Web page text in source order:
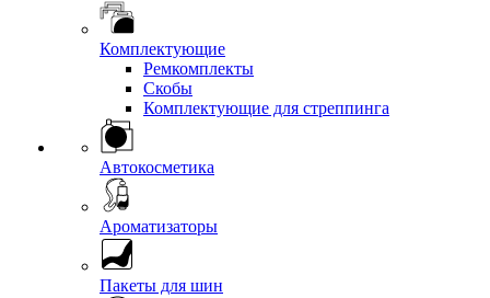
Комплектующие
Ремкомплекты
Скобы
Комплектующие для стреппинга
Автокосметика
Ароматизаторы
Пакеты для шин